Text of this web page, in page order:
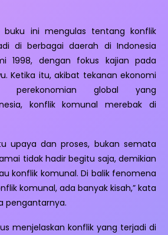
buku ini mengulas tentang konflik
di berbagai daerah di Indonesia
1998, dengan fokus kajian pada
Ketika itu, akibat tekanan ekonomi
perekonomian global yang
konflik komunal merebak di
upaya dan proses, bukan semata
tidak hadir begitu saja, demikian
konflik komunal. Di balik fenomena
komunal, ada banyak kisah,” kata
pengantarnya.
menjelaskan konflik yang terjadi di